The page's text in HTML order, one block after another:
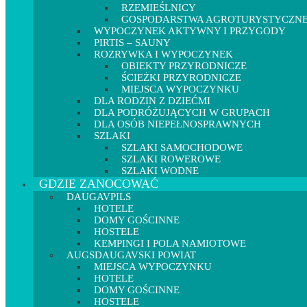
RZEMIEŚLNICY
GOSPODARSTWA
WYPOCZYNEK AKTYWNY I PRZYGODY
PIRTIS – SAUNY
ROZRYWKA I WYPOCZYNEK
OBIEKTY PRZYRODNICZE
ŚCIEŻKI PRZYRODNICZE
MIEJSCA WYPOCZYNKU
DLA RODZIN Z DZIEĆMI
DLA PODRÓŻUJĄCYCH W GRUPACH
DLA OSÓB NIEPEŁNOSPRAWNYCH
SZLAKI
SZLAKI SAMOCHODOWE
SZLAKI ROWEROWE
SZLAKI WODNE
GDZIE ZANOCOWAĆ
DAUGAVPILS
HOTELE
DOMY GOŚCINNE
HOSTELE
KEMPINGI I POLA NAMIOTOWE
AUGSDAUGAVSKI POWIAT
MIEJSCA WYPOCZYNKU
HOTELE
DOMY GOŚCINNE
HOSTELE